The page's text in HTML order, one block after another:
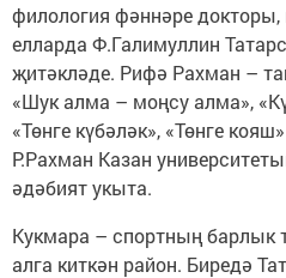
филология фәннәре докторы,
елларда Ф.Галимуллин
җитәкләде. Рифә Рахман –
«Шук алма – моңсу алма»,
«Төнге күбәләк», «Төнге
Р.Рахман Казан
әдәбият укыта.
Кукмара – спортның барлык
алга киткән район. Биредә